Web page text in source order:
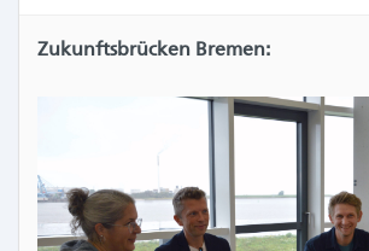
Zukunftsbrücken Bremen: